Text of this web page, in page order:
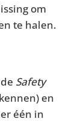
om
te halen.
Safety
en
één in